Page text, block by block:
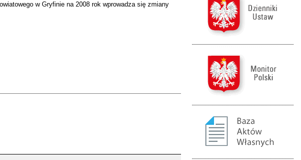
w Gryfinie na 2008 rok wprowadza się zmiany